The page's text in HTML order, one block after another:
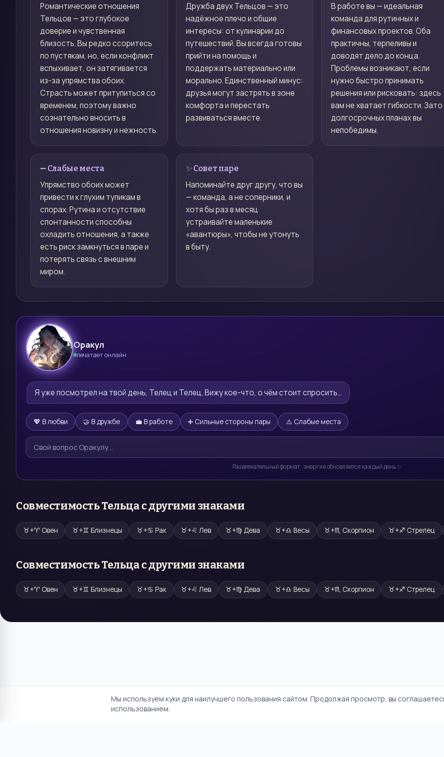
Романтические отношения
Тельцов — это глубокое
доверие и чувственная
близость. Вы редко ссоритесь
по пустякам, но, если конфликт
вспыхивает, он затягивается
из-за упрямства обоих.
Страсть может притупиться со
временем, поэтому важно
сознательно вносить в
отношения новизну и нежность.
Дружба двух Тельцов — это
надёжное плечо и общие
интересы: от кулинарии до
путешествий. Вы всегда готовы
прийти на помощь и
поддержать материально или
морально. Единственный минус:
друзья могут застрять в зоне
комфорта и перестать
развиваться вместе.
В работе вы — идеальная
команда для рутинных и
финансовых проектов. Оба
практичны, терпеливы и
доводят дело до конца.
Проблемы возникают, если
нужно быстро принимать
решения или рисковать: здесь
вам не хватает гибкости. Зато
долгосрочных планах вы
непобедимы.
➖ Слабые места
Упрямство обоих может
привести к глухим тупикам в
спорах. Рутина и отсутствие
спонтанности способны
охладить отношения, а также
есть риск замкнуться в паре и
потерять связь с внешним
миром.
✨ Совет паре
Напоминайте друг другу, что вы
— команда, а не соперники, и
хотя бы раз в месяц
устраивайте маленькие
«авантюры», чтобы не утонуть
в быту.
🔮
Оракул
печатает онлайн
Я уже посмотрел на твой день, Телец и Телец. Вижу кое-что, о чём стоит спросить…
💖 В любви 🤝 В дружбе 💼 В работе ➕ Сильные стороны пары ⚠️ Слабые места
Развлекательный формат · энергия обновляется каждый день ✨
СовместимостьТельцас другими знаками
♉+♈ Овен ♉+♊ Близнецы ♉+♋ Рак ♉+♌ Лев ♉+♍ Дева ♉+♎ Весы ♉+♏ Скорпион ♉+♐ Стрелец
СовместимостьТельцас другими знаками
♉+♈ Овен ♉+♊ Близнецы ♉+♋ Рак ♉+♌ Лев ♉+♍ Дева ♉+♎ Весы ♉+♏ Скорпион ♉+♐ Стрелец
Мы используем куки для наилучшего пользования сайтом. Продолжая просмотр, вы
использованием.